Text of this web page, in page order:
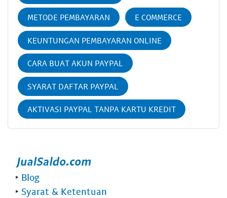
METODE PEMBAYARAN E COMMERCE
KEUNTUNGAN PEMBAYARAN ONLINE
CARA BUAT AKUN PAYPAL
SYARAT DAFTAR PAYPAL
AKTIVASI PAYPAL TANPA KARTU KREDIT
‣ Blog
‣ Syarat & Ketentuan